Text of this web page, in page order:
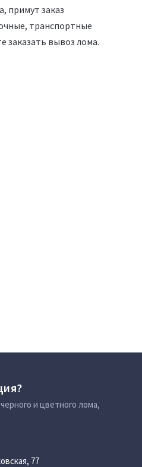
примут заказ
транспортные
заказать вывоз лома.
и цветного лома,
77